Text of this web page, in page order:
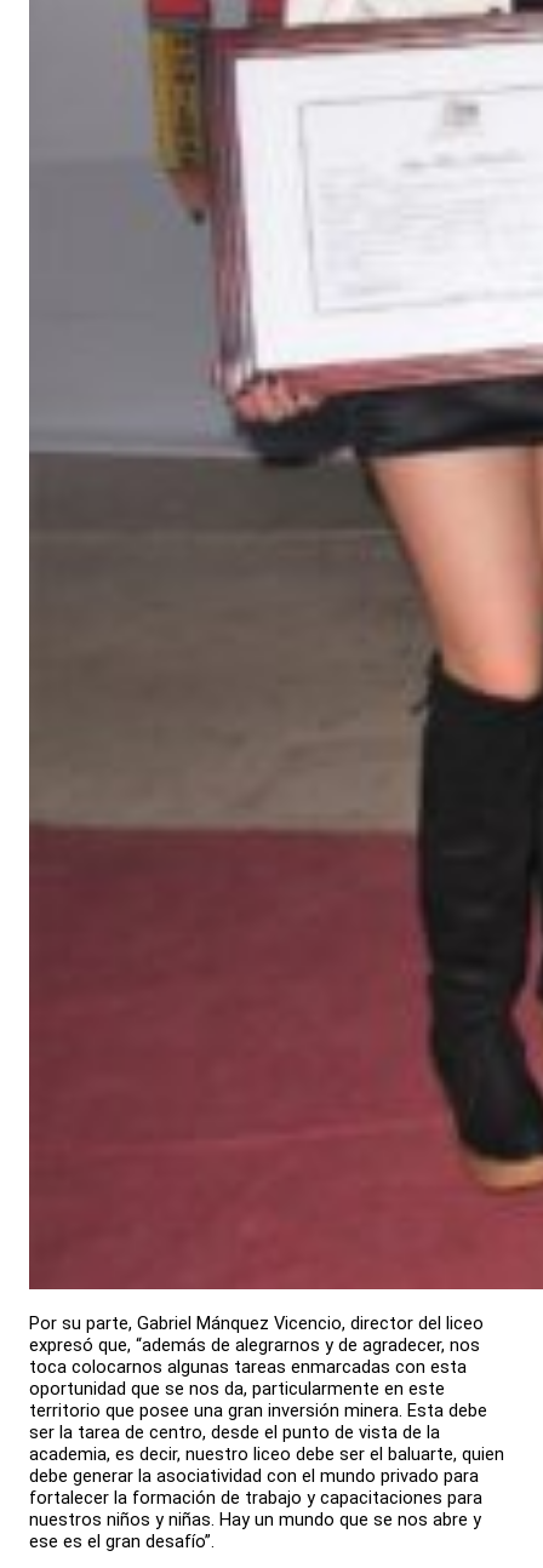
Por su parte, Gabriel Mánquez Vicencio, director del liceo
expresó que, “además de alegrarnos y de agradecer, nos
toca colocarnos algunas tareas enmarcadas con esta
oportunidad que se nos da, particularmente en este
territorio que posee una gran inversión minera. Esta debe
ser la tarea de centro, desde el punto de vista de la
academia, es decir, nuestro liceo debe ser el baluarte, quien
debe generar la asociatividad con el mundo privado para
fortalecer la formación de trabajo y capacitaciones para
nuestros niños y niñas. Hay un mundo que se nos abre y
ese es el gran desafío”.